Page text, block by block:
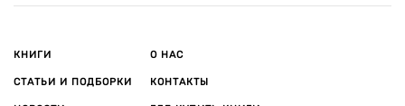
КНИГИ
СТАТЬИ И ПОДБОРКИ
О НАС
КОНТАКТЫ